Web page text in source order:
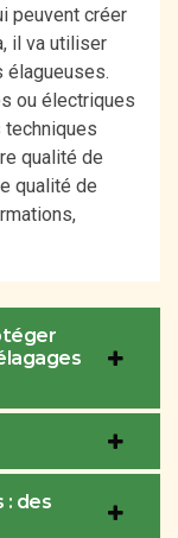
peuvent créer
il va utiliser
élagueuses.
ou électriques
qualité de
qualité de
: des